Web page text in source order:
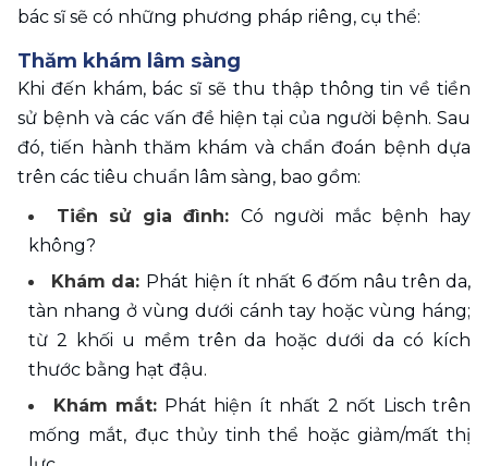
bác sĩ sẽ có những phương pháp riêng, cụ thể:
Thăm khám lâm sàng
Khi đến khám, bác sĩ sẽ thu thập thông tin về tiền
sử bệnh và các vấn đề hiện tại của người bệnh. Sau
đó, tiến hành thăm khám và chẩn đoán bệnh dựa
trên các tiêu chuẩn lâm sàng, bao gồm:
Tiền sử gia đình: Có người mắc bệnh hay
không?
Khám da: Phát hiện ít nhất 6 đốm nâu trên da,
tàn nhang ở vùng dưới cánh tay hoặc vùng háng;
từ 2 khối u mềm trên da hoặc dưới da có kích
thước bằng hạt đậu.
Khám mắt: Phát hiện ít nhất 2 nốt Lisch trên
mống mắt, đục thủy tinh thể hoặc giảm/mất thị